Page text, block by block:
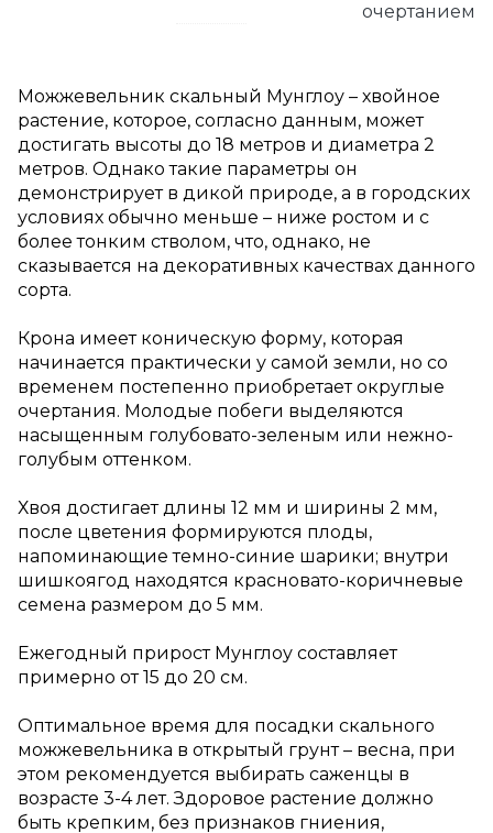
очертанием
Можжевельник скальный Мунглоу – хвойное
растение, которое, согласно данным, может
достигать высоты до 18 метров и диаметра 2
метров. Однако такие параметры он
демонстрирует в дикой природе, а в городских
условиях обычно меньше – ниже ростом и с
более тонким стволом, что, однако, не
сказывается на декоративных качествах данного
сорта.
Крона имеет коническую форму, которая
начинается практически у самой земли, но со
временем постепенно приобретает округлые
очертания. Молодые побеги выделяются
насыщенным голубовато-зеленым или нежно-
голубым оттенком.
Хвоя достигает длины 12 мм и ширины 2 мм,
после цветения формируются плоды,
напоминающие темно-синие шарики; внутри
шишкоягод находятся красновато-коричневые
семена размером до 5 мм.
Ежегодный прирост Мунглоу составляет
примерно от 15 до 20 см.
Оптимальное время для посадки скального
можжевельника в открытый грунт – весна, при
этом рекомендуется выбирать саженцы в
возрасте 3-4 лет. Здоровое растение должно
быть крепким, без признаков гниения,